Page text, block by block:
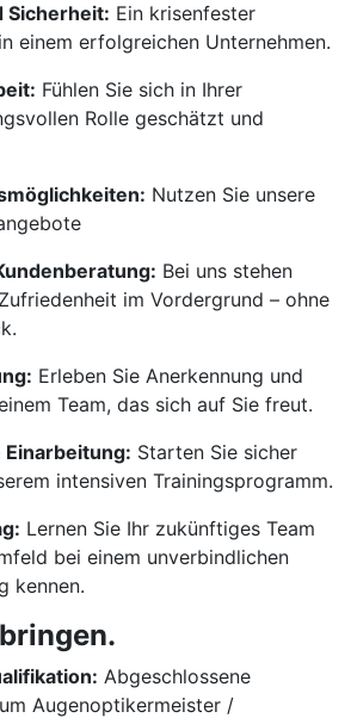
Sicherheit: Ein krisenfester
einem erfolgreichen Unternehmen.
Fühlen Sie sich in Ihrer
Rolle geschätzt und
Nutzen Sie unsere
Bei uns stehen
im Vordergrund – ohne
Erleben Sie Anerkennung und
Team, das sich auf Sie freut.
Starten Sie sicher
intensiven Trainingsprogramm.
Lernen Sie Ihr zukünftiges Team
bei einem unverbindlichen
kennen.
Abgeschlossene
Augenoptikermeister /